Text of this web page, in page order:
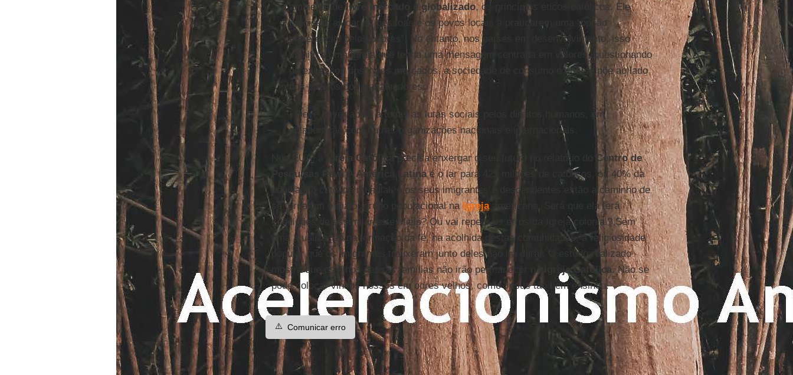
ambiente delivre mercado globalizado, os princípios éticos católicos. Ele
precisam ajudar as pessoas e os povos locais a praticarem uma “opção
preferencial pelos pobres”. No entanto, nos países em desenvolvimento, isso
significa uma Igreja que tenha uma mensagem centrada em valores, questionando
os excessos dos livres mercados, a sociedade de consumo e que se põe ao lado
dos direitos dos trabalhadores.
• Deve haver apoio a todas as lutas sociais pelos direitos humanos, em
colaboração com outras organizações nacionais e internacionais.
Nos EUA, a Igreja Católica precisa enxergar o seu futuro no relatório do
Centro de
Pesquisas Pew . A América Latinaé o lar para 425 milhões de católicos, ou 40% da
população católica mundial, e os seus imigrantes e descendentes estão a caminho de
se tornarem o maior grupo populacional na Igrejaamericana. Será que ela terá
condições de assimilar estes fiéis? Ou vai repetir os erros da Igreja colonial? Sem
uma atualização na formação da fé, na acolhida destas comunidades, a religiosidade
popular que os imigrantes trouxeram junto deles não irá durar. O estudo realizado
mostra que os filhos dessas famílias não irão permanecer na
Igreja Católica. Não se
pode colocar vinhos nossos em odres velhos, como Jesus tão bem ensinou.
⚠️ Comunicar erro